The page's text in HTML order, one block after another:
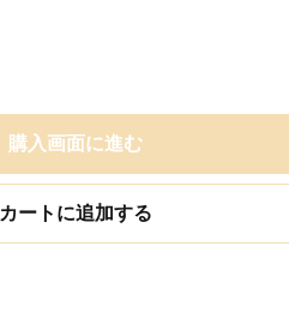
購入画面に進む
カートに追加する